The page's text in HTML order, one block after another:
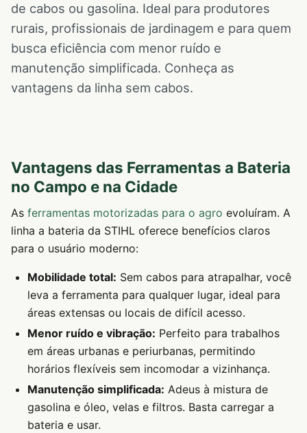
de cabos ou gasolina. Ideal para produtores
rurais, profissionais de jardinagem e para quem
busca eficiência com menor ruído e
manutenção simplificada. Conheça as
vantagens da linha sem cabos.
Vantagens das Ferramentas a Bateria
no Campo e na Cidade
As ferramentas motorizadas para o agro evoluíram. A
linha a bateria da STIHL oferece benefícios claros
para o usuário moderno:
Mobilidade total: Sem cabos para atrapalhar, você
leva a ferramenta para qualquer lugar, ideal para
áreas extensas ou locais de difícil acesso.
Menor ruído e vibração: Perfeito para trabalhos
em áreas urbanas e periurbanas, permitindo
horários flexíveis sem incomodar a vizinhança.
Manutenção simplificada: Adeus à mistura de
gasolina e óleo, velas e filtros. Basta carregar a
bateria e usar.